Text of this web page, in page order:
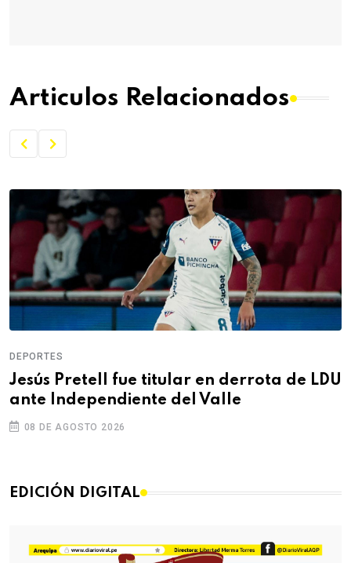
Articulos Relacionados
DEPORTES
Jesús Pretell fue titular en derrota de LDU
ante Independiente del Valle
08 DE AGOSTO 2026
EDICIÓN DIGITAL